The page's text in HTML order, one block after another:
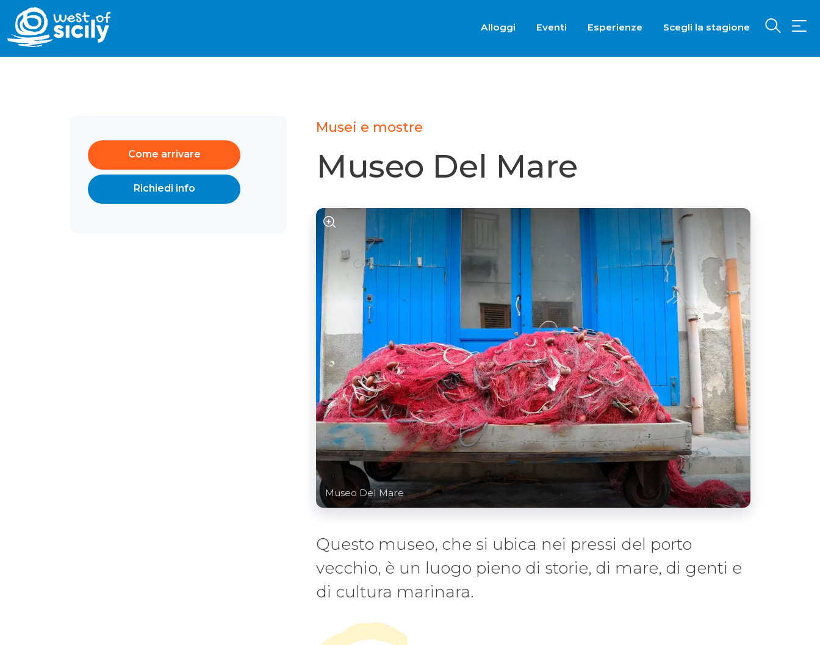
Alloggi Eventi Esperienze Scegli la stagione
Come arrivare
Richiedi info
Musei e mostre
Museo Del Mare
Museo Del Mare
Questo museo, che si ubica nei pressi del porto
vecchio, è un luogo pieno di storie, di mare, di genti e
di cultura marinara.